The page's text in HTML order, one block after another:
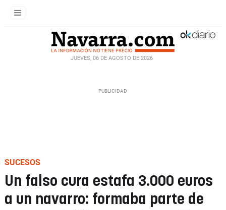
JUEVES, 06 DE AGOSTO DE 2026
SUCESOS
Un falso cura estafa 3.000 euros
a un navarro: formaba parte de